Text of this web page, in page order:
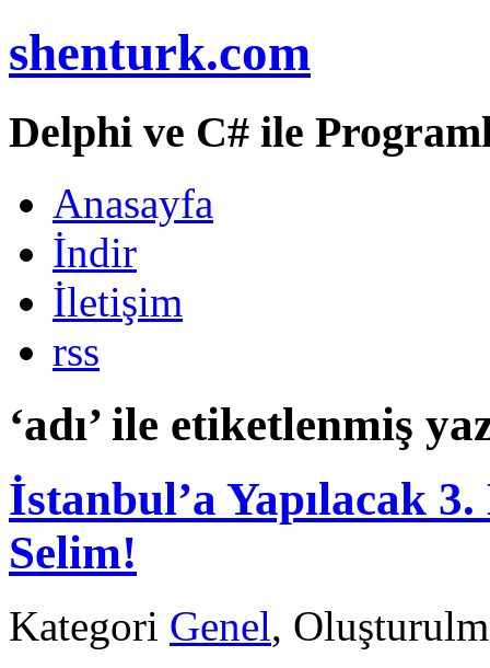
shenturk.com
Delphi ve C# ile
Anasayfa
İndir
İletişim
rss
‘adı’ ile etiketlenmiş
İstanbul’a Yapılacak
Selim!
Kategori Genel,